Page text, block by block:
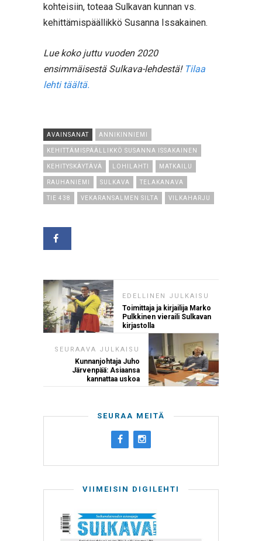
kohteisiin, toteaa Sulkavan kunnan vs.
kehittämispäällikkö Susanna Issakainen.
Lue koko juttu vuoden 2020
ensimmäisestä Sulkava-lehdestä! Tilaa
lehti täältä.
AVAINSANAT ANNIKINNIEMI
KEHITTÄMISPÄÄLLIKKÖ SUSANNA ISSAKAINEN
KEHITYSKÄYTÄVÄ LOHILAHTI MATKAILU
RAUHANIEMI SULKAVA TELAKANAVA
TIE 438 VEKARANSALMEN SILTA VILKAHARJU
EDELLINEN JULKAISU
Toimittaja ja kirjailija Marko
Pulkkinen vieraili Sulkavan
kirjastolla
SEURAAVA JULKAISU
Kunnanjohtaja Juho
Järvenpää: Asiaansa
kannattaa uskoa
SEURAA MEITÄ
VIIMEISIN DIGILEHTI